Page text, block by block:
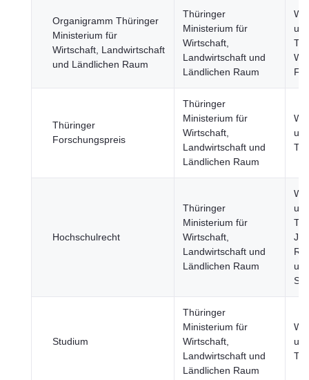
Organigramm Thüringer
Ministerium für
Wirtschaft, Landwirtschaft
und Ländlichen Raum
Thüringer
Ministerium für
Wirtschaft,
Landwirtschaft und
Ländlichen Raum
Thüringer
Forschungspreis
Thüringer
Ministerium für
Wirtschaft,
Landwirtschaft und
Ländlichen Raum
Hochschulrecht
Thüringer
Ministerium für
Wirtschaft,
Landwirtschaft und
Ländlichen Raum
Studium
Thüringer
Ministerium für
Wirtschaft,
Landwirtschaft und
Ländlichen Raum